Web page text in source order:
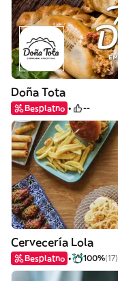
Doña Tota
Besplatno --
Cervecería Lola
Besplatno 100%(17)